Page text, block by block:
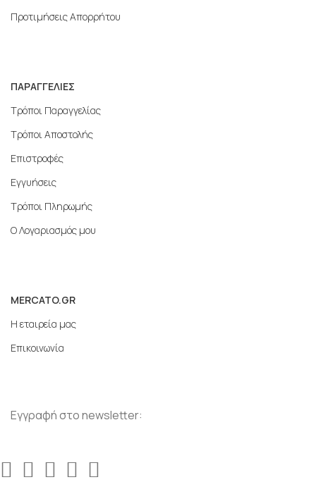
Προτιμήσεις Απορρήτου
ΠΑΡΑΓΓΕΛΙΕΣ
Τρόποι Παραγγελίας
Τρόποι Αποστολής
Επιστροφές
Εγγυήσεις
Τρόποι Πληρωμής
Ο Λογαριασμός μου
MERCATO.GR
Η εταιρεία μας
Επικοινωνία
Εγγραφή στο newsletter: